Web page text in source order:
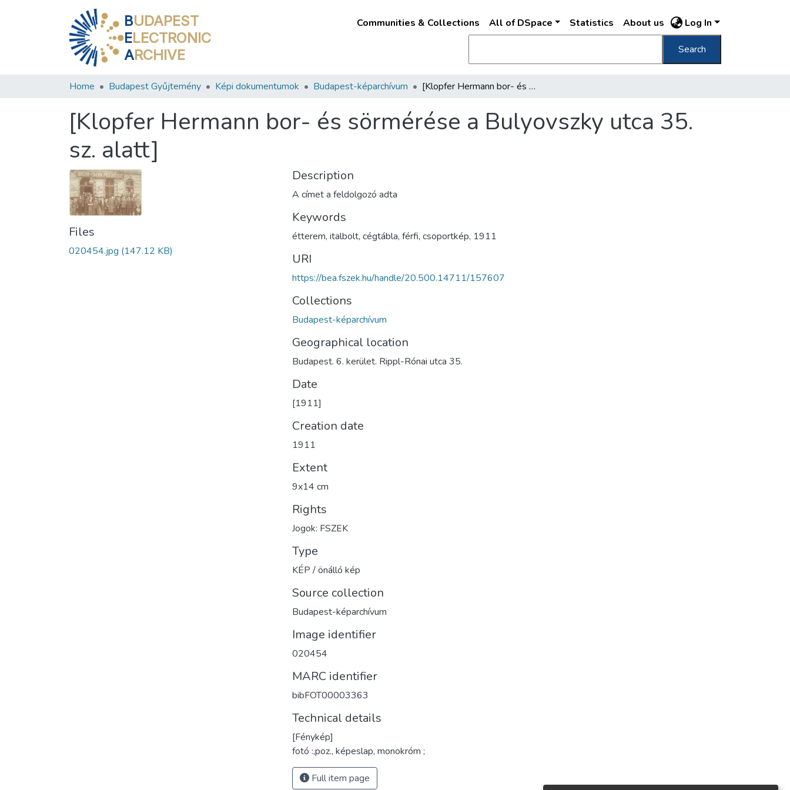
BUDAPEST
ELECTRONIC
ARCHIVE
Communities & Collections All of DSpace Statistics About us Log In
Search
Home Budapest Gyűjtemény Képi dokumentumok Budapest-képarchívum [Klopfer Hermann bor- és sörmérése a Bulyovszky utca 35. sz. alatt]
[Klopfer Hermann bor- és sörmérése a Bulyovszky utca 35.
sz. alatt]
Files
020454.jpg (147.12 KB)
Description
A címet a feldolgozó adta
Keywords
étterem, italbolt, cégtábla, férfi, csoportkép, 1911
URI
https://bea.fszek.hu/handle/20.500.14711/157607
Collections
Budapest-képarchívum
Geographical location
Budapest. 6. kerület. Rippl-Rónai utca 35.
Date
[1911]
Creation date
1911
Extent
9x14 cm
Rights
Jogok: FSZEK
Type
KÉP / önálló kép
Source collection
Budapest-képarchívum
Image identifier
020454
MARC identifier
bibFOT00003363
Technical details
[Fénykép]
fotó :,poz., képeslap, monokróm ;
Full item page